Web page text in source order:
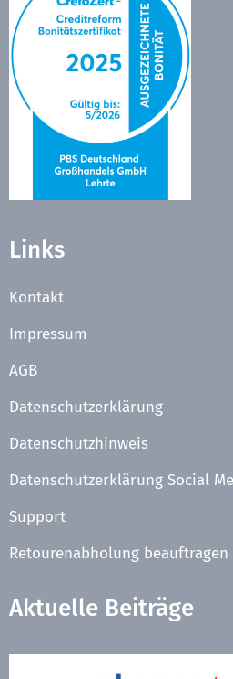
Links
Kontakt
Impressum
AGB
Datenschutzerklärung
Datenschutzhinweis
Datenschutzerklärung Social
Support
Retourenabholung beauftragen
Aktuelle Beiträge